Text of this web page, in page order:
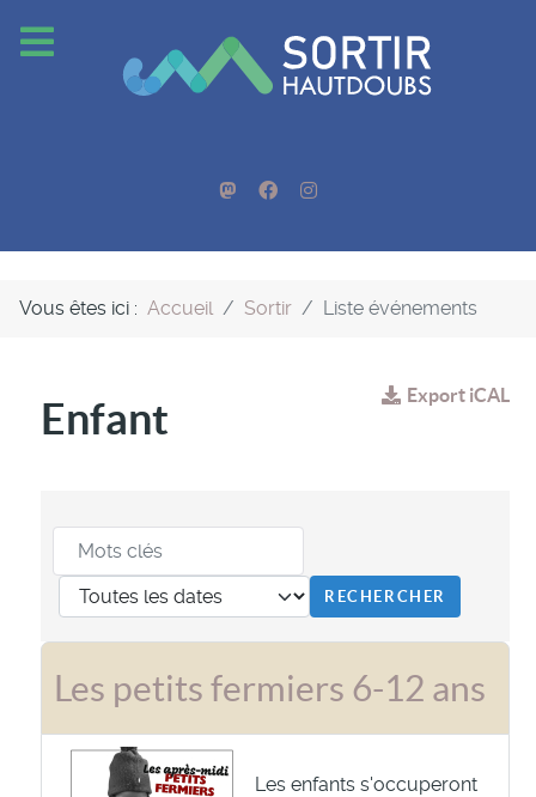
Vous êtes ici : Accueil Sortir Liste événements
Enfant Export iCAL
Les petits fermiers 6-12 ans
Les enfants s'occuperont